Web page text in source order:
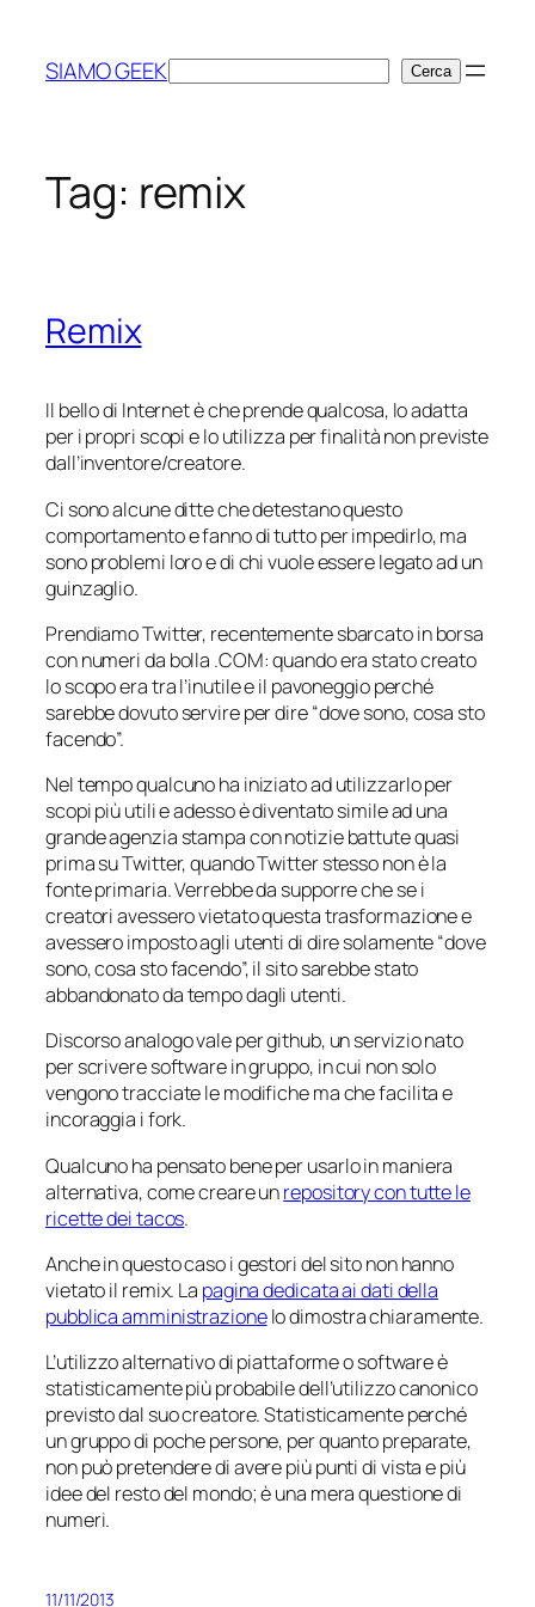
contenuto
SIAMO GEEKCerca Cerca
Tag: remix
Remix
Il bello di Internet è che prende qualcosa, lo adatta
per i propri scopi e lo utilizza per finalità non previste
dall’inventore/creatore.
Ci sono alcune ditte che detestano questo
comportamento e fanno di tutto per impedirlo, ma
sono problemi loro e di chi vuole essere legato ad un
guinzaglio.
Prendiamo Twitter, recentemente sbarcato in borsa
con numeri da bolla .COM: quando era stato creato
lo scopo era tra l’inutile e il pavoneggio perché
sarebbe dovuto servire per dire “dove sono, cosa sto
facendo”.
Nel tempo qualcuno ha iniziato ad utilizzarlo per
scopi più utili e adesso è diventato simile ad una
grande agenzia stampa con notizie battute quasi
prima su Twitter, quando Twitter stesso non è la
fonte primaria. Verrebbe da supporre che se i
creatori avessero vietato questa trasformazione e
avessero imposto agli utenti di dire solamente “dove
sono, cosa sto facendo”, il sito sarebbe stato
abbandonato da tempo dagli utenti.
Discorso analogo vale per github, un servizio nato
per scrivere software in gruppo, in cui non solo
vengono tracciate le modifiche ma che facilita e
incoraggia ifork.
Qualcuno ha pensato bene per usarlo in maniera
alternativa, come creare unrepository con tutte le
ricette dei tacos.
Anche in questo caso i gestori del sito non hanno
vietato il remix. La pagina dedicata ai dati della
pubblica amministrazionelo dimostra chiaramente.
L’utilizzo alternativo di piattaforme o software è
statisticamente più probabile dell’utilizzocanonico
previsto dal suo creatore. Statisticamente perché
un gruppo di poche persone, per quanto preparate,
non può pretendere di avere più punti di vista e più
idee del resto del mondo; è una mera questione di
numeri.
11/11/2013